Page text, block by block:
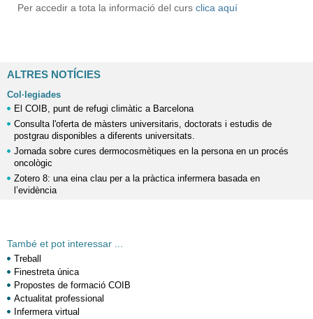
Per accedir a tota la informació del curs clica aquí
ALTRES NOTÍCIES
Col·legiades
El COIB, punt de refugi climàtic a Barcelona
Consulta l'oferta de màsters universitaris, doctorats i estudis de
postgrau disponibles a diferents universitats.
Jornada sobre cures dermocosmètiques en la persona en un procés
oncològic
Zotero 8: una eina clau per a la pràctica infermera basada en
l’evidència
També et pot interessar ...
Treball
Finestreta única
Propostes de formació COIB
Actualitat professional
Infermera virtual